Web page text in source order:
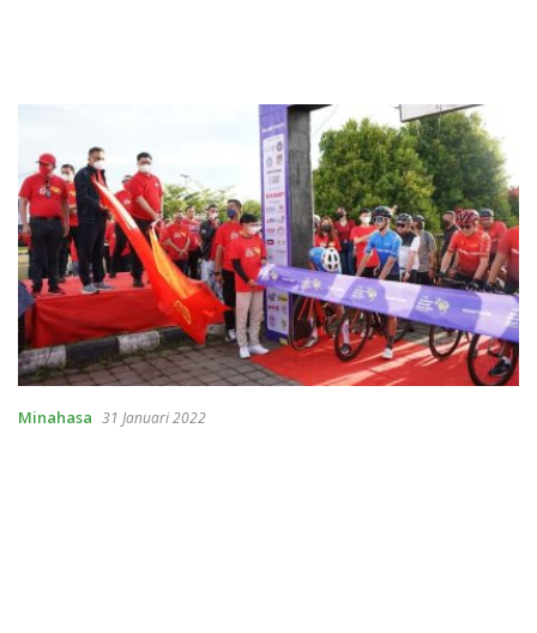
Minahasa 31 Januari 2022